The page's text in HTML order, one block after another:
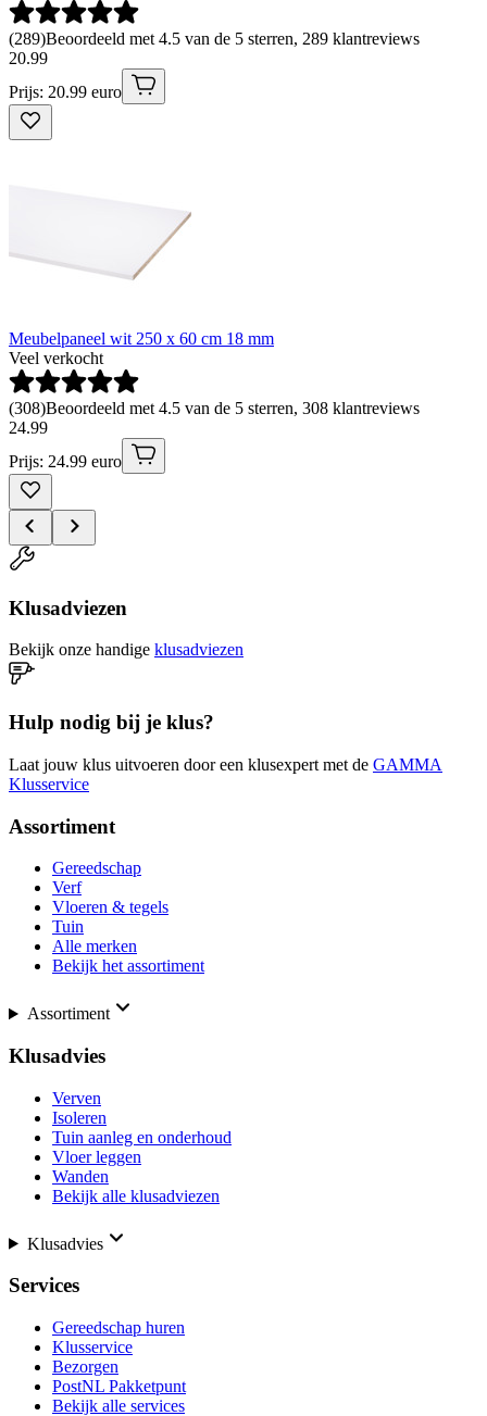
(289)Beoordeeld met 4.5 van de 5 sterren, 289 klantreviews
20.99
Prijs: 20.99 euro
Meubelpaneel wit 250 x 60 cm 18 mm
Veel verkocht
(308)Beoordeeld met 4.5 van de 5 sterren, 308 klantreviews
24.99
Prijs: 24.99 euro
Klusadviezen
Bekijk onze handige klusadviezen
Hulp nodig bij je klus?
Laat jouw klus uitvoeren door een klusexpert met de GAMMA
Klusservice
Assortiment
Gereedschap
Verf
Vloeren & tegels
Tuin
Alle merken
Bekijk het assortiment
Assortiment
Klusadvies
Verven
Isoleren
Tuin aanleg en onderhoud
Vloer leggen
Wanden
Bekijk alle klusadviezen
Klusadvies
Services
Gereedschap huren
Klusservice
Bezorgen
PostNL Pakketpunt
Bekijk alle services